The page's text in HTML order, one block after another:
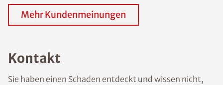
Mehr Kundenmeinungen
Kontakt
Sie haben einen Schaden entdeckt und wissen nicht,